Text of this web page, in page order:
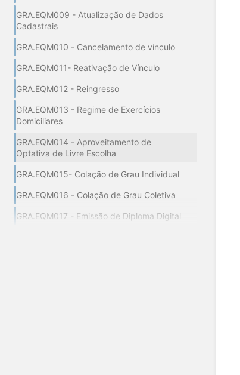
GRA.EQM009 - Atualização de Dados
Cadastrais
GRA.EQM010 - Cancelamento de vínculo
GRA.EQM011- Reativação de Vínculo
GRA.EQM012 - Reingresso
GRA.EQM013 - Regime de Exercícios
Domiciliares
GRA.EQM014 - Aproveitamento de
Optativa de Livre Escolha
GRA.EQM015- Colação de Grau Individual
GRA.EQM016 - Colação de Grau Coletiva
GRA.EQM017 - Emissão de Diploma Digital